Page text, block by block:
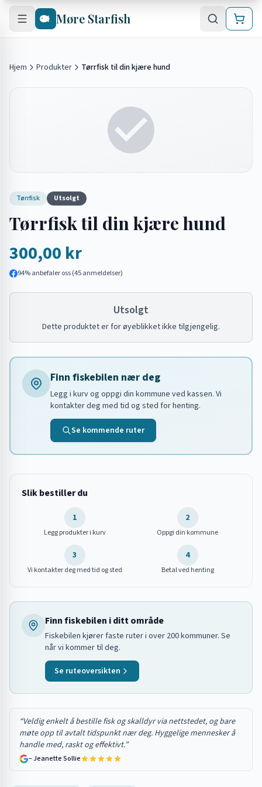
Hopp til hovedinnhold
Møre Starfish
Hjem Produkter Tørrfisk til din kjære hund
Tørrfisk Utsolgt
Tørrfisk til din kjære hund
300,00 kr
94% anbefaler oss (45anmeldelser)
Utsolgt
Dette produktet er for øyeblikket ikke tilgjengelig.
Finn fiskebilen nær deg
Legg i kurv og oppgi din kommune ved kassen. Vi
kontakter deg med tid og sted for henting.
Se kommende ruter
Slik bestiller du
1
Legg produkter i kurv
2
Oppgi din kommune
3
Vi kontakter deg med tid og sted
4
Betal ved henting
Finn fiskebilen i ditt område
Fiskebilen kjører faste ruter i over 200 kommuner. Se
når vi kommer til deg.
Se ruteoversikten
“Veldig enkelt å bestille fisk og skalldyr via nettstedet, og bare
møte opp til avtalt tidspunkt nær deg. Hyggelige mennesker å
handle med, raskt og effektivt.”
–Jeanette Sollie